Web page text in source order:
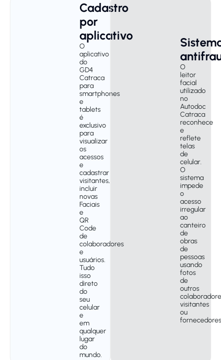
Cadastro
por
aplicativo
O
aplicativo
do
GD4
Catraca
para
smartphones
e
tablets
é
exclusivo
para
visualizar
os
acessos
e
cadastrar
visitantes,
incluir
novas
Faciais
e
QR
Code
de
colaboradores
e
usuários.
Tudo
isso
direto
do
seu
celular
e
em
qualquer
lugar
do
mundo.
O
leitor
facial
utilizado
no
Autodoc
Catraca
reconhece
e
reflete
telas
de
celular.
O
sistema
impede
o
acesso
irregular
ao
canteiro
de
obras
de
pessoas
usando
fotos
de
outros
visitantes
ou